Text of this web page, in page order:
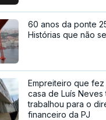
60 anos da ponte
Histórias que não
Empreiteiro que fez
casa de Luís Neves
trabalhou para o
financeiro da PJ